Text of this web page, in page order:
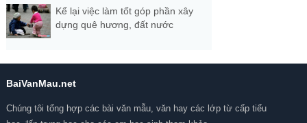
Kể lại việc làm tốt góp phần xây
dựng quê hương, đất nước
BaiVanMau.net
Chúng tôi tổng hợp các bài văn mẫu, văn hay các lớp từ cấp tiểu